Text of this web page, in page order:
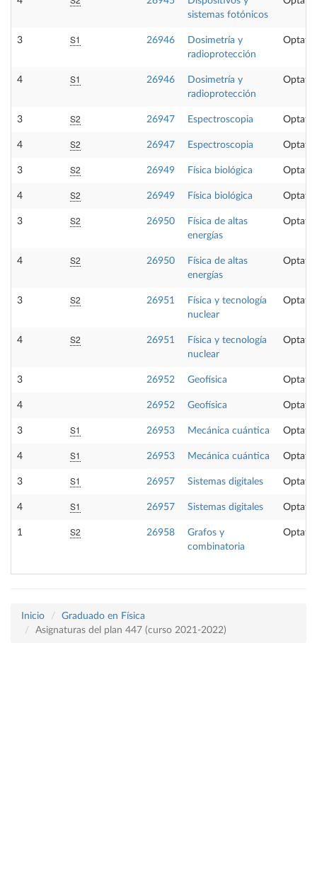
sistemas fotónicos
3 S1 26946
Dosimetría y
radioprotección
4 S1 26946
Dosimetría y
radioprotección
3 S2 26947 Espectroscopia
4 S2 26947 Espectroscopia
3 S2 26949 Física biológica
4 S2 26949 Física biológica
3 S2 26950
Física de altas
energías
4 S2 26950
Física de altas
energías
3 S2 26951
Física y tecnología
nuclear
4 S2 26951
Física y tecnología
nuclear
3 26952 Geofísica
4 26952 Geofísica
3 S1 26953 Mecánica cuántica
4 S1 26953 Mecánica cuántica
3 S1 26957 Sistemas digitales
4 S1 26957 Sistemas digitales
1 S2 26958
Grafos y
combinatoria
Inicio
Graduado en Física
Asignaturas del plan 447 (curso 2021-2022)